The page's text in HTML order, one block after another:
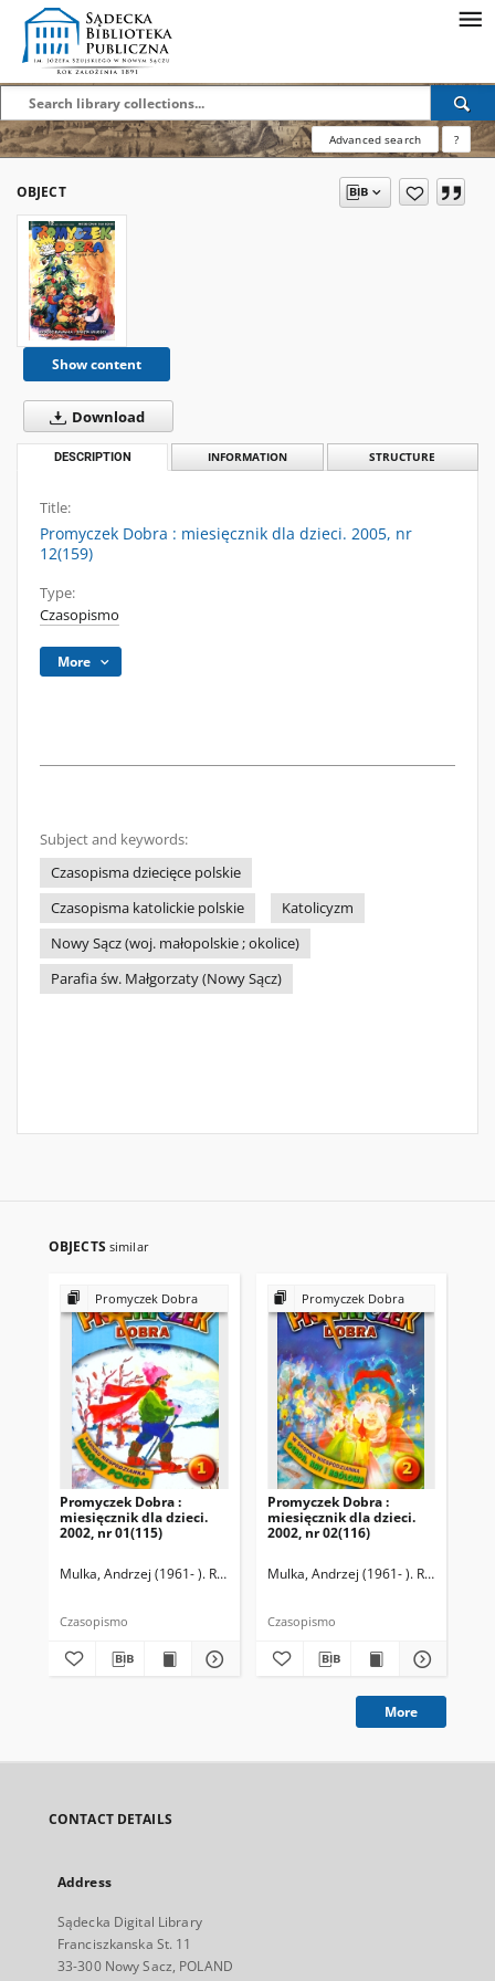
Advanced search ?
OBJECT
Show content
Download
DESCRIPTION INFORMATION STRUCTURE
Title:
Promyczek Dobra : miesięcznik dla dzieci. 2005, nr
12(159)
Type:
Czasopismo
More
Subject and keywords:
Czasopisma dziecięce polskie
Czasopisma katolickie polskie
Katolicyzm
Nowy Sącz (woj. małopolskie ; okolice)
Parafia św. Małgorzaty (Nowy Sącz)
OBJECTS similar
Promyczek Dobra
Promyczek Dobra :
miesięcznik dla dzieci.
2002, nr 01(115)
Mulka, Andrzej (1961- ). Redaktor naczelny
Czasopismo
Promyczek Dobra
Promyczek Dobra :
miesięcznik dla dzieci.
2002, nr 02(116)
Mulka, Andrzej (1961- ). Redaktor
Czasopismo
More
CONTACT DETAILS
Address
Sądecka Digital Library
Franciszkanska St. 11
33-300 Nowy Sacz, POLAND